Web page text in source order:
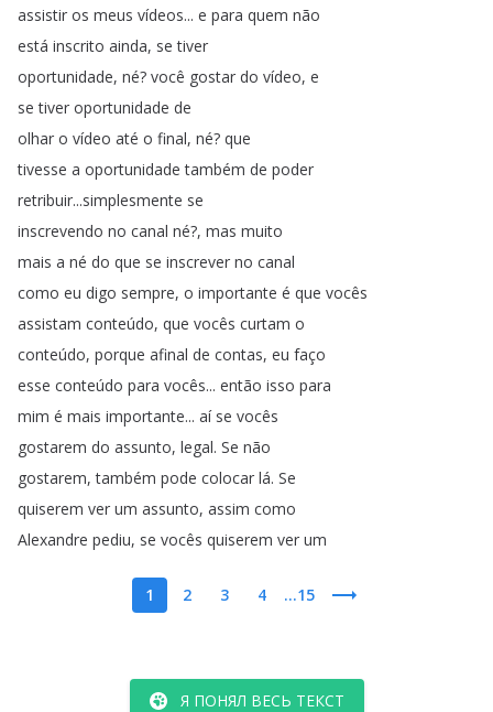
assistir os meus vídeos... e para quem não
está inscrito ainda, se tiver
oportunidade, né? você gostar do vídeo, e
se tiver oportunidade de
olhar o vídeo até o final, né? que
tivesse a oportunidade também de poder
retribuir...simplesmente se
inscrevendo no canal né?, mas muito
mais a né do que se inscrever no canal
como eu digo sempre, o importante é que vocês
assistam conteúdo, que vocês curtam o
conteúdo, porque afinal de contas, eu faço
esse conteúdo para vocês... então isso para
mim é mais importante... aí se vocês
gostarem do assunto, legal. Se não
gostarem,também pode colocar lá. Se
quiserem ver um assunto, assim como
Alexandre pediu, se vocês quiserem ver um
1 2 3 4 ...15
Я ПОНЯЛ ВЕСЬ ТЕКСТ